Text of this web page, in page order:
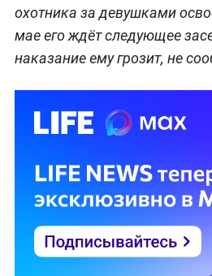
охотника за девушками
мае его ждёт следующее
наказание ему грозит, не